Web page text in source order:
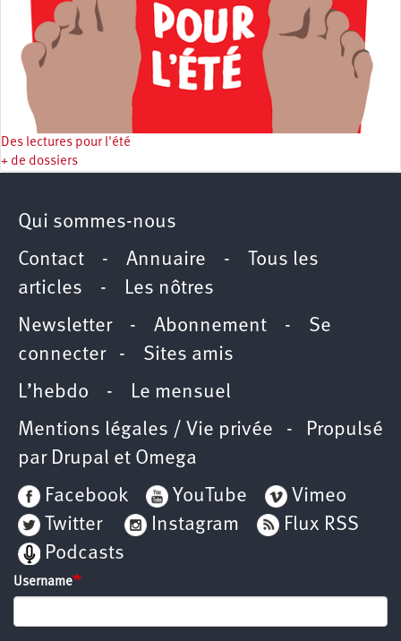
Des lectures pour l'été
+ de dossiers
Qui sommes-nous
Contact - Annuaire -
Tous les
articles - Les nôtres
Newsletter- Abonnement - Se
connecter- Sites amis
L’hebdo - Le mensuel
Mentions légales / Vie privée - Propulsé
par Drupal et Omega
Facebook
YouTube
Vimeo
Twitter
Instagram
Flux RSS
Podcasts
Username